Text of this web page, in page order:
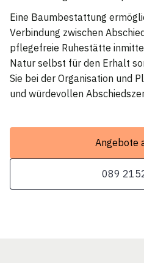
Eine Baumbestattung
Verbindung zwischen
pflegefreie Ruhestätte
Natur selbst für den Erhalt
Sie bei der Organisation und
und würdevollen
Angebote
089